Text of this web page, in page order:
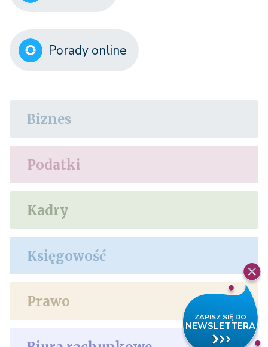
Porady online
Biznes
Podatki
Kadry
Księgowość
Prawo